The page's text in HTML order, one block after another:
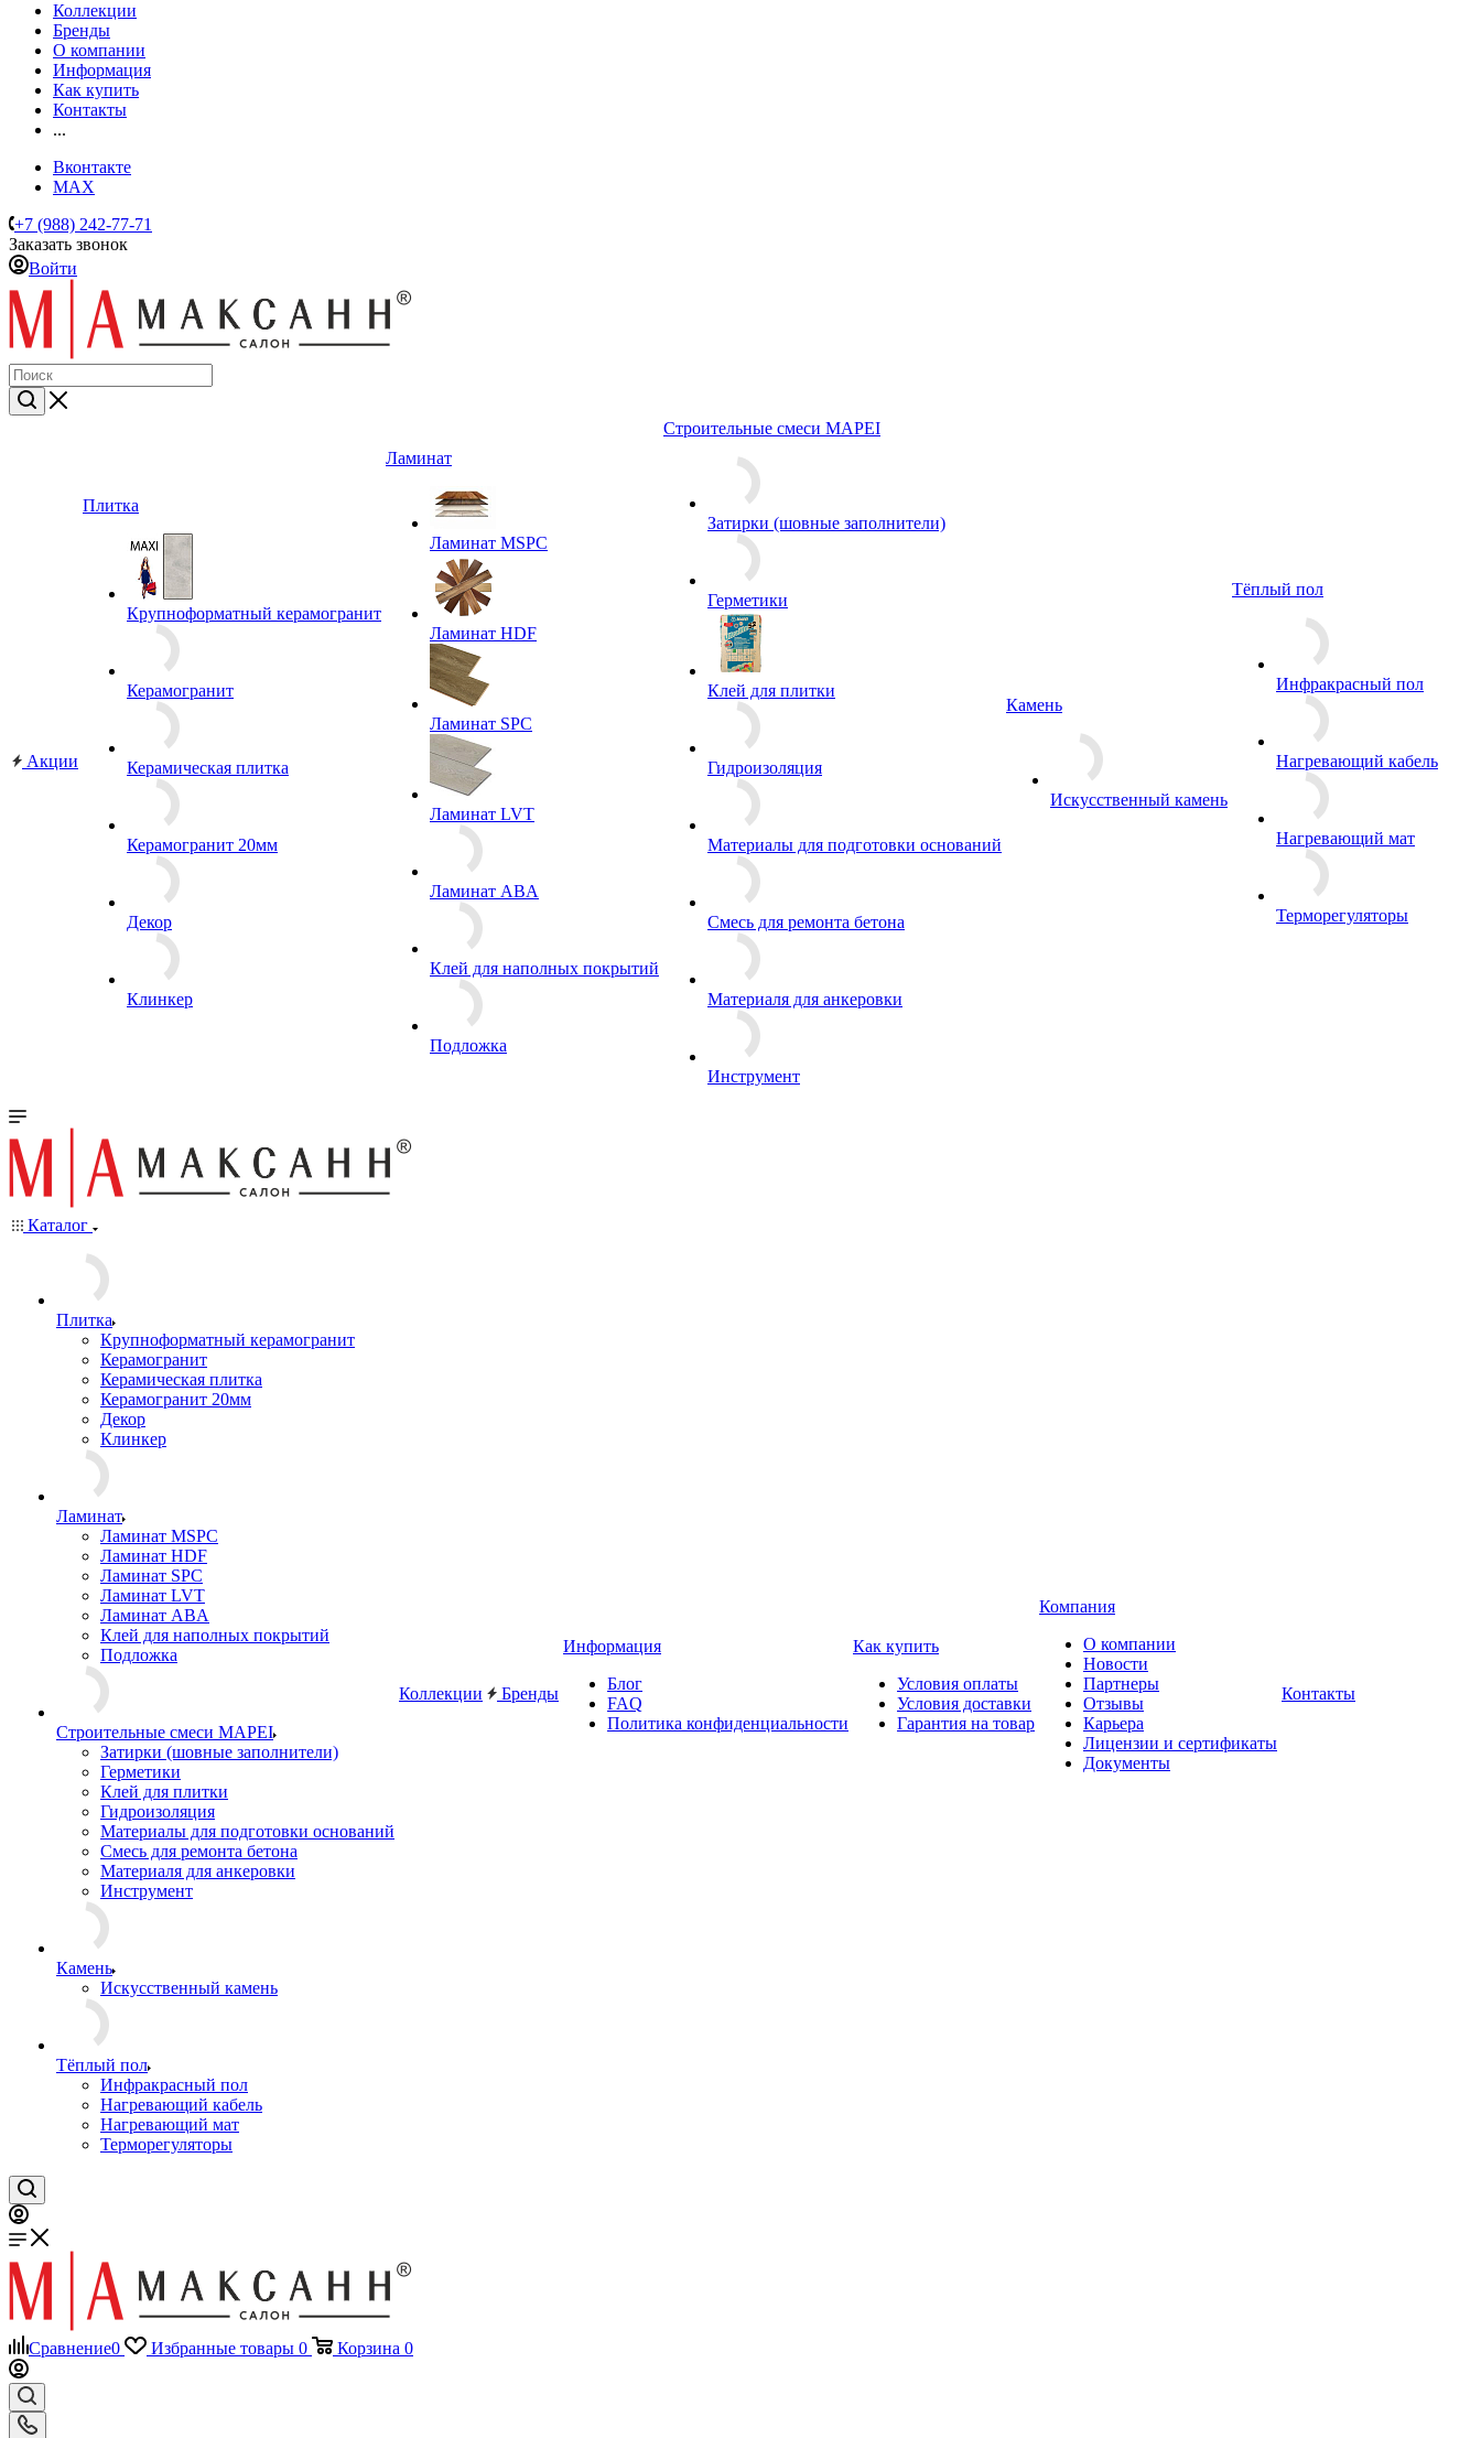
Коллекции
Бренды
О компании
Информация
Как купить
Контакты
...
Вконтакте
MAX
+7 (988) 242-77-71
Заказать звонок
Войти
Плитка
Крупноформатный керамогранит
Керамогранит
Керамическая плитка
Керамогранит 20мм
Декор
Ламинат MSPC
Ламинат HDF
Ламинат SPC
Ламинат LVT
Ламинат ABA
Клей для наполных покрытий
Строительные смеси MAPEI
Затирки (шовные заполнители)
Герметики
Клей для плитки
Гидроизоляция
Материалы для подготовки оснований
Смесь для ремонта бетона
Материаля для анкеровки
Тёплый пол
Инфракрасный пол
Нагревающий кабель
Нагревающий мат
Каталог
Плитка
Крупноформатный керамогранит
Керамогранит
Керамическая плитка
Керамогранит 20мм
Клинкер
Ламинат
Ламинат MSPC
Ламинат HDF
Ламинат SPC
Ламинат LVT
Ламинат ABA
Подложка
Строительные смеси MAPEI
Затирки (шовные заполнители)
Герметики
Клей для плитки
Гидроизоляция
Материалы для подготовки оснований
Смесь для ремонта бетона
Инструмент
Камень
Искусственный камень
Тёплый пол
Информация
Как купить
Компания
О компании
Новости
Партнеры
Сравнение